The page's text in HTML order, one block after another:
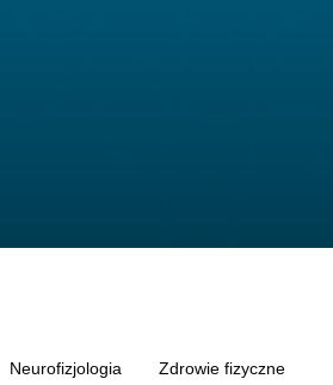
Neurofizjologia Zdrowie fizyczne